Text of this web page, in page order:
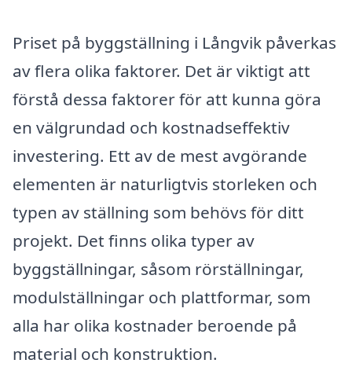
Priset på byggställning i Långvik påverkas
av flera olika faktorer. Det är viktigt att
förstå dessa faktorer för att kunna göra
en välgrundad och kostnadseffektiv
investering. Ett av de mest avgörande
elementen är naturligtvis storleken och
typen av ställning som behövs för ditt
projekt. Det finns olika typer av
byggställningar, såsom rörställningar,
modulställningar och plattformar, som
alla har olika kostnader beroende på
material och konstruktion.